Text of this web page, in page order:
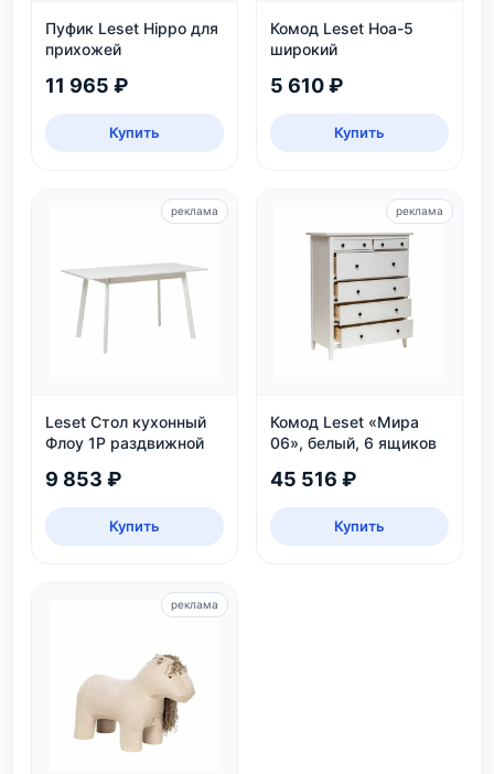
Пуфик Leset Hippo для
прихожей
11 965 ₽
Купить
Комод Leset Ноа-5
широкий
5 610 ₽
Купить
Leset Стол кухонный
Флоу 1Р раздвижной
9 853 ₽
Купить
реклама
Комод Leset «Мира
06», белый, 6 ящиков
45 516 ₽
Купить
реклама
реклама